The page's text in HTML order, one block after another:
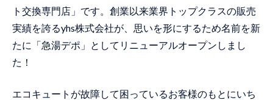
ト交換専門店」です。創業以来業界トップクラスの販売
実績を誇るyhs株式会社が、思いを形にするため名前を新
たに「急湯デポ」としてリニューアルオープンしまし
た！
エコキュートが故障して困っているお客様のもとにいち